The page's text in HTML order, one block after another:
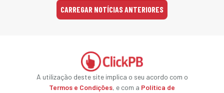
CARREGAR NOTÍCIAS ANTERIORES
A utilização deste site implica o seu acordo com o
Termos e Condições, e com a Política de